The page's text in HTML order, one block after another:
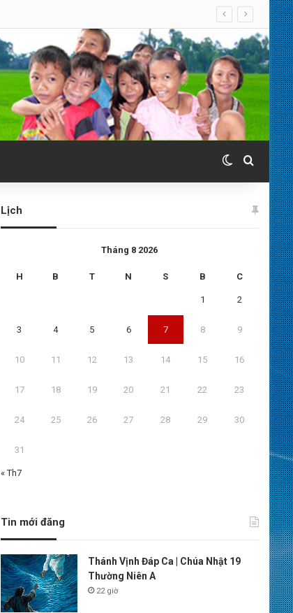
Switch skin
Search
Lịch
Tháng 8 2026
H B T N S B C
1 2
3 4 5 6 7 8 9
10 11 12 13 14 15 16
17 18 19 20 21 22 23
24 25 26 27 28 29 30
31
« Th7
Tin mới đăng
Thánh Vịnh Đáp Ca | Chúa Nhật 19
Thường Niên A
22 giờ